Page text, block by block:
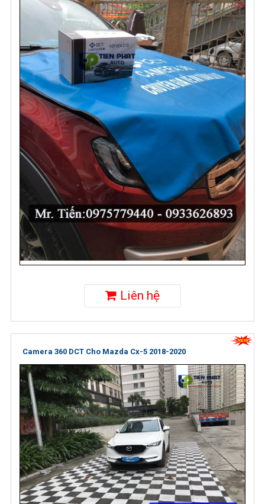
Liên hệ
Camera 360 DCT Cho Mazda Cx-5 2018-2020